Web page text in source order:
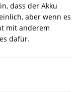
dass der Akku
aber wenn es
mit anderem
dafür.